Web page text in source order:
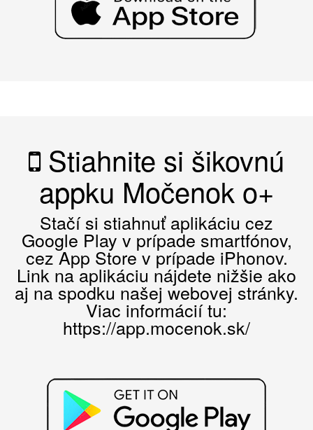
Stiahnite si šikovnú
appku Močenok o+
Stačí si stiahnuť aplikáciu cez
Google Play v prípade smartfónov,
cez App Store v prípade iPhonov.
Link na aplikáciu nájdete nižšie ako
aj na spodku našej webovej stránky.
Viac informácií tu:
https://app.mocenok.sk/